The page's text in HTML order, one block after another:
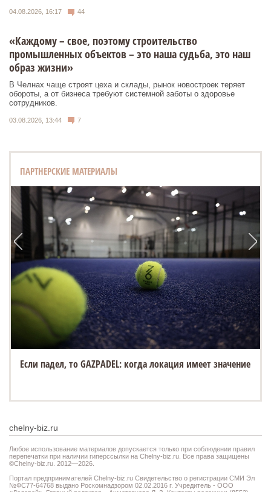
04.08.2026, 16:17 44
«Каждому – свое, поэтому строительство
промышленных объектов – это наша судьба, это наш
образ жизни»
В Челнах чаще строят цеха и склады, рынок новостроек теряет
обороты, а от бизнеса требуют системной заботы о здоровье
сотрудников.
03.08.2026, 13:44 7
ПАРТНЕРСКИЕ МАТЕРИАЛЫ
Если падел, то GAZPADEL: когда локация имеет значение
chelny-biz.ru
Любое использование материалов допускается только при соблюдении правил
перепечатки при наличии гиперссылки на Chelny-biz.ru. Все права защищены
©Chelny-biz.ru. 2012—2026.
Портал предпринимателей Chelny-biz.ru Свидетельство о регистрации СМИ Эл
№ФС77-64768 выдано Роскомнадзором 02.02.2016 г. Учредитель - ООО